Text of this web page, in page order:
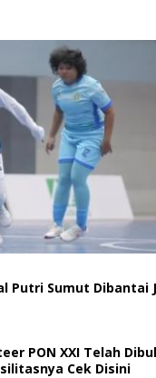
Putri Sumut Dibantai
PON XXI Telah
Cek Disini